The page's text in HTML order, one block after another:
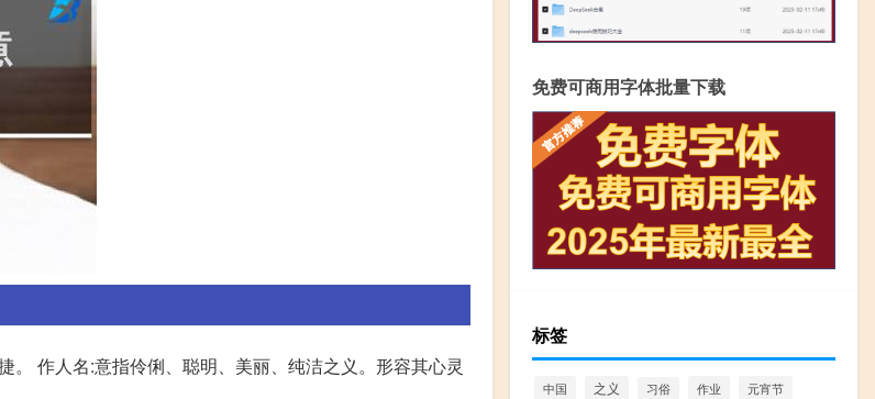
作人名:意指伶俐、聪明、美丽、纯洁之义。形容其心灵
免费可商用字体批量下载
标签
中国 之义 习俗 作业 元宵节